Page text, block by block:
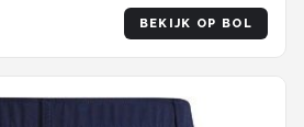
BEKIJK OP BOL